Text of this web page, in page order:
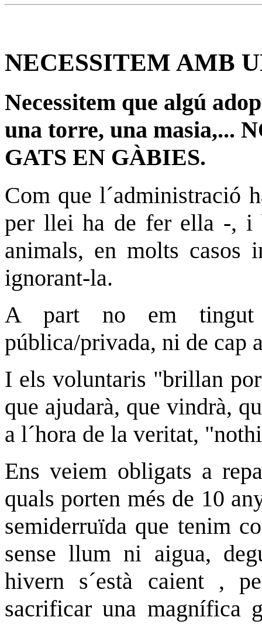
NECESSITEM AMB
Necessitem que algú
una torre, una masia,...
GATS EN GÀBIES.
Com que l´administració
per llei ha de fer ella -, i
animals, en molts casos
ignorant-la.
A part no em tingut
pública/privada, ni de cap
I els voluntaris "brillan
que ajudarà, que vindrà,
a l´hora de la veritat,
Ens veiem obligats a
quals porten més de 10
semiderruïda que tenim
sense llum ni aigua,
hivern s´està caient ,
sacrificar una magnífica